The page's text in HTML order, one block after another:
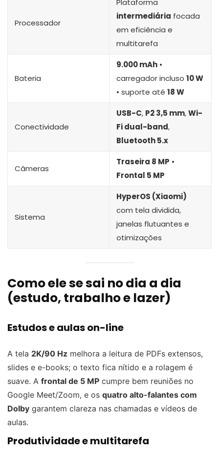
Processador
Plataforma
intermediária focada
em eficiência e
multitarefa
Bateria
9.000 mAh •
carregador incluso 10 W
• suporte até 18 W
Conectividade
USB-C, P2 3,5 mm,Wi-
Fi dual-band,
Bluetooth 5.x
Câmeras
Traseira 8 MP •
Frontal 5 MP
Sistema
HyperOS (Xiaomi)
com tela dividida,
janelas flutuantes e
otimizações
Como ele se sai no dia a dia
(estudo, trabalho e lazer)
Estudos e aulas on-line
A tela 2K/90 Hz melhora a leitura de PDFs extensos,
slides e e-books; o texto fica nítido e a rolagem é
suave. A frontal de 5 MP cumpre bem reuniões no
Google Meet/Zoom, e os quatro alto-falantes com
Dolby garantem clareza nas chamadas e vídeos de
aulas.
Produtividade e multitarefa